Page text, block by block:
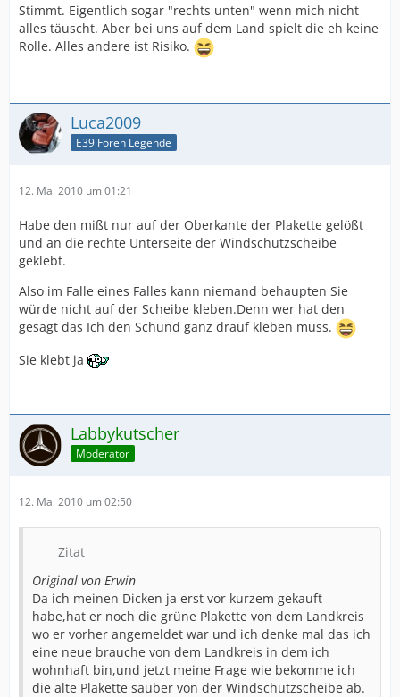
Stimmt. Eigentlich sogar "rechts unten" wenn mich nicht
alles täuscht. Aber bei uns auf dem Land spielt die eh keine
Rolle. Alles andere ist Risiko.
Luca2009
E39 Foren Legende
12. Mai 2010 um 01:21
Habe den mißt nur auf der Oberkante der Plakette gelößt
und an die rechte Unterseite der Windschutzscheibe
geklebt.
Also im Falle eines Falles kann niemand behaupten Sie
würde nicht auf der Scheibe kleben.Denn wer hat den
gesagt das Ich den Schund ganz drauf kleben muss.
Sie klebt ja
Labbykutscher
Moderator
12. Mai 2010 um 02:50
Zitat
Original von Erwin
Da ich meinen Dicken ja erst vor kurzem gekauft
habe,hat er noch die grüne Plakette von dem Landkreis
wo er vorher angemeldet war und ich denke mal das ich
eine neue brauche von dem Landkreis in dem ich
wohnhaft bin,und jetzt meine Frage wie bekomme ich
die alte Plakette sauber von der Windschutzscheibe ab.